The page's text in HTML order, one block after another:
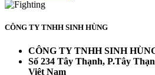
CÔNG TY TNHH SINH HÙNG
CÔNG TY TNHH SINH
Số 234 Tây Thạnh, P.Tây
Việt Nam